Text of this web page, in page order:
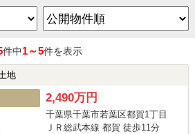
件中1～5件を表示
地
2,490万円
千葉県千葉市若葉区都賀1丁目
ＪＲ総武本線 都賀 徒歩11分